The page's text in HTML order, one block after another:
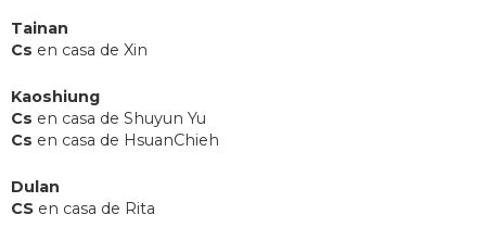
Tainan
Cs en casa de Xin
Kaoshiung
Cs en casa de Shuyun Yu
Cs en casa de HsuanChieh
Dulan
CS en casa de Rita